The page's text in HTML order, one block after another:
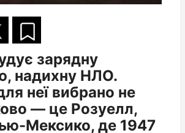
зарядну
надихну НЛО.
неї вибрано не
— це Розуелл,
Мексико, де 1947